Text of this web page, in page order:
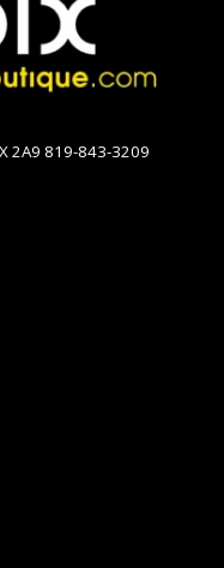
2A9 819-843-3209